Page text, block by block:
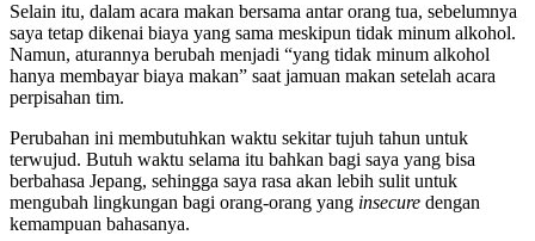
Selain itu, dalam acara makan bersama antar orang tua, sebelumnya
saya tetap dikenai biaya yang sama meskipun tidak minum alkohol.
Namun, aturannya berubah menjadi “yang tidak minum alkohol
hanya membayar biaya makan” saat jamuan makan setelah acara
perpisahan tim.
Perubahan ini membutuhkan waktu sekitar tujuh tahun untuk
terwujud. Butuh waktu selama itu bahkan bagi saya yang bisa
berbahasa Jepang, sehingga saya rasa akan lebih sulit untuk
mengubah lingkungan bagi orang-orang yang insecure dengan
kemampuan bahasanya.